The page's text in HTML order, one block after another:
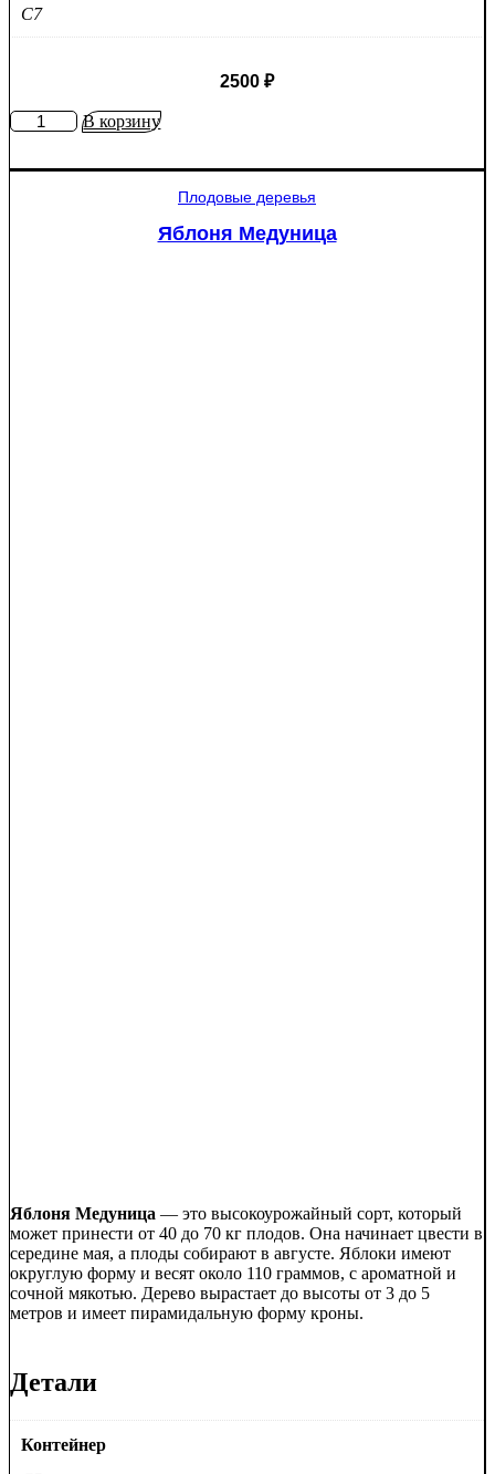
C7
2500 ₽
КоличествоВ корзину
Плодовые деревья
Яблоня Медуница
Яблоня Медуница — это высокоурожайный сорт, который
может принести от 40 до 70 кг плодов. Она начинает цвести в
середине мая, а плоды собирают в августе. Яблоки имеют
округлую форму и весят около 110 граммов, с ароматной и
сочной мякотью. Дерево вырастает до высоты от 3 до 5
метров и имеет пирамидальную форму кроны.
Детали
Контейнер